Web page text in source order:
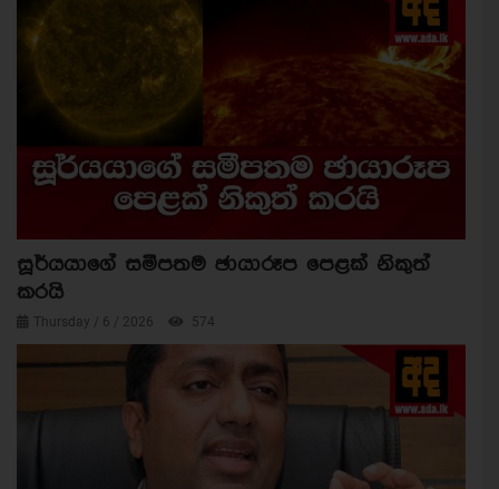
සූර්යයාගේ සමීපතම ඡායාරූප පෙළක් නිකුත්
කරයි
Thursday / 6 / 2026 574